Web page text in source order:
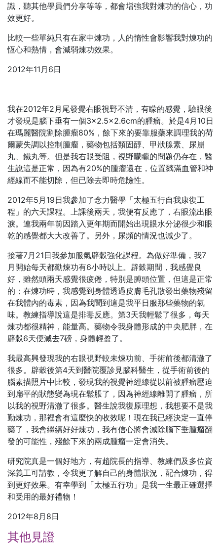
識，聽其他學員們分享等等，都會增強我對煉功的信心，功
效更好。
比較一些單純只有在家中煉功，人的惰性會影響我對煉功的
恆心和熱情，會減弱煉功效果。
2012年11月6日
我在2012年2月尾發覺右眼視野不清，有矇的感覺，驗眼後
才發現是腦下垂有一個3×2.5×2.6cm的腫瘤。於是4月10日
在瑪麗醫院割除腫瘤80%，餘下來的要靠服藥來調理我的荷
爾蒙失調以控制腫瘤，藥物包括類固醇、甲狀腺素、尿崩
丸、鐵丸等。但是我右眼受阻，視野矇矓的問題仍存在，醫
生說這是正常，因為有20%的腫瘤還在，位置黐滿血管和神
經線而不能切除，但已除去即時危險性。
2012年5月19日我參加了念力醫學「太極五行自我康復工
程」的六天課程。上課後兩天，我便有反應了，右眼流出眼
淚。連我兩年前因踏入更年期而開始出現眼水分泌很少和眼
乾的感覺都大大改善了。另外，尿頻的情況也減少了。
接著7月21日我參加服氣辟穀強化課程。為做好準備，我7
月開始每天都勤煉功有6小時以上。辟穀期間，我感覺良
好，雖然頭兩天感覺很疲倦，特別是膊頭位置，但這是正常
的；在煉功時，我感覺到身體透過皮膚毛孔散發出藥物殘留
在我體內的毒素，因為我聞到這是我平日服那些藥物的氣
味。教練指導說這是排毒反應。第3天我輕鬆了很多，每天
煉功都很精神，能量高。藥物令我身體形成的中央肥胖，在
辟穀6天便減去7磅，身體輕盈了。
我最高興發現我的右眼視野較未煉功前、手術前後都清澈了
很多。辟穀後第4天到醫院覆診見腦科醫生，從手術前後的
腦素描照片中比較，發現我的視覺神經線從以前被腫瘤壓迫
到扁平的狀態變為現在鬆脹了，因為神經線離開了腫瘤，所
以我的視野清澈了很多。醫生說我復原理想，我想要不是我
勤煉功，那裡會有這麼快的收效呢！現在我已經決定一直停
藥了，我會繼續好好煉功，我有信心將會減除腦下垂腫瘤翻
發的可能性，殘餘下來的兩成腫瘤一定會消失。
研究院真是一個好地方，有趙院長的指導、教練們及多位資
深義工可請教，令我更了解自己的身體狀況，配合煉功，得
到更好效果。有幸學到「太極五行功」是我一生最正確選擇
和受用的最好禮物！
2012年8月8日
其他見證